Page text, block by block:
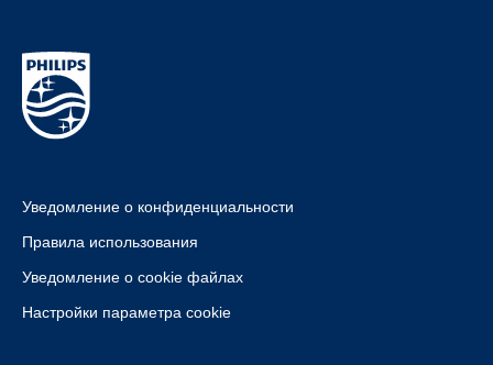
Уведомление о конфиденциальности
Правила использования
Уведомление о cookie файлах
Настройки параметра cookie